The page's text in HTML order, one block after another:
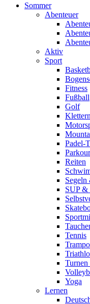
Sommer
Abenteuer
Aktiv
Sport
Fitness
Fußball
Golf
Klettern
Padel-
Parkour
Reiten
Segeln
SUP &
Tennis
Yoga
Lernen